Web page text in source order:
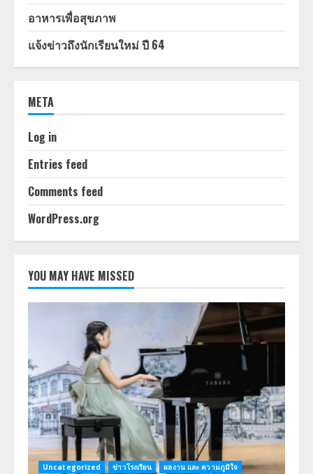
อาหารเพื่อสุขภาพ
แจ้งข่าวถึงนักเรียนใหม่ ปี 64
META
Log in
Entries feed
Comments feed
WordPress.org
YOU MAY HAVE MISSED
Uncategorized ข่าวโรงเรียน ผลงาน และ ความภูมิใจ